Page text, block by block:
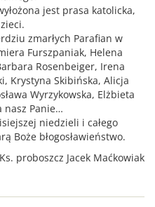
jest prasa katolicka,
zmarłych Parafian w
Furszpaniak, Helena
Rosenbeiger, Irena
Krystyna Skibińska, Alicja
Wyrzykowska, Elżbieta
nasz Panie…
niedzieli i całego
Boże błogosławieństwo.
Ks. proboszcz Jacek Maćkowiak